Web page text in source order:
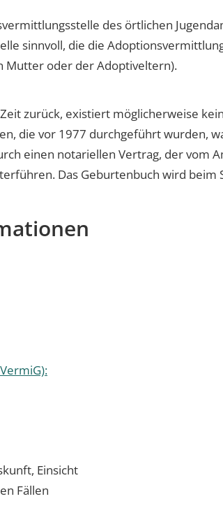
des örtlichen
sinnvoll, die die
Mutter oder der Adoptiveltern).
zurück, existiert möglicherweise
die vor 1977 durchgeführt wurden,
einen notariellen Vertrag, der vom
Das Geburtenbuch wird
Einsicht
Fällen